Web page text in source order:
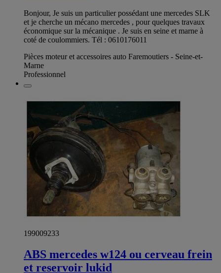
Bonjour, Je suis un particulier possédant une mercedes SLK
et je cherche un mécano mercedes , pour quelques travaux
économique sur la mécanique . Je suis en seine et marne à
coté de coulommiers. Tél : 0610176011
Pièces moteur et accessoires auto Faremoutiers - Seine-et-
Marne
Professionnel
199009233
ABS mercedes w124 ou cerveau frein
et reservoir lukid